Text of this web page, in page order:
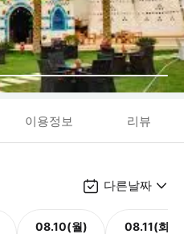
이용정보 리뷰
다른날짜
08.10(월) 08.11(화)